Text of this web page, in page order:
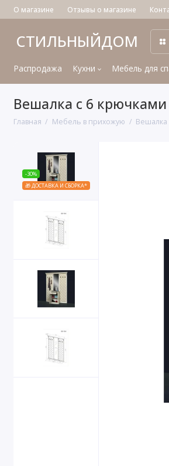
О магазине Отзывы о магазине
СТИЛЬНЫЙДОМ
Распродажа Кухни Мебель для
Вешалка с 6
Главная Мебель в прихожую Вешалка
-30%
🎁 ДОСТАВКА И СБОРКА*